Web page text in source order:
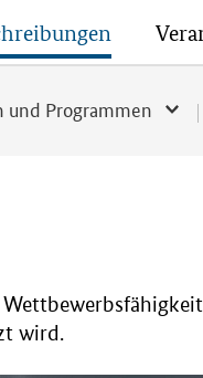
Programmen
wird.